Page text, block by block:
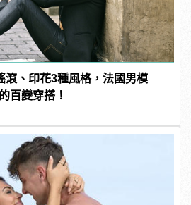
滾、印花3種風格，法國男模
百變穿搭！